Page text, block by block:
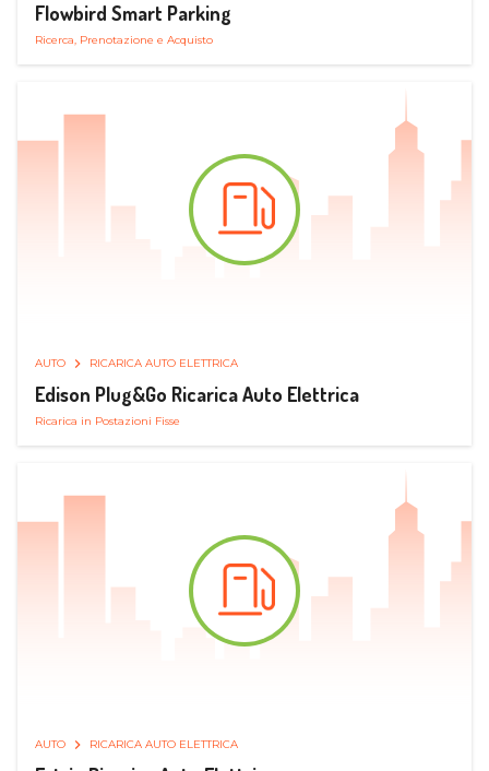
Flowbird Smart Parking
Ricerca, Prenotazione e Acquisto
AUTO RICARICA AUTO ELETTRICA
Edison Plug&Go Ricarica Auto Elettrica
Ricarica in Postazioni Fisse
AUTO RICARICA AUTO ELETTRICA